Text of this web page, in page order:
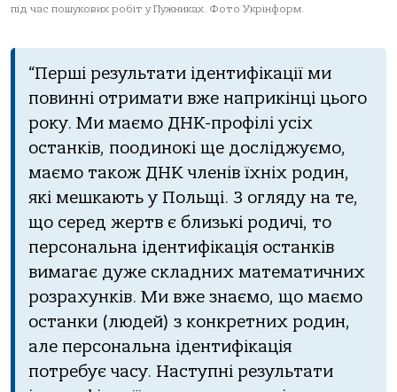
під час пошукових робіт у Пужниках. Фото Укрінформ.
“Перші результати ідентифікації ми
повинні отримати вже наприкінці цього
року. Ми маємо ДНК-профілі усіх
останків, поодинокі ще досліджуємо,
маємо також ДНК членів їхніх родин,
які мешкають у Польщі. З огляду на те,
що серед жертв є близькі родичі, то
персональна ідентифікація останків
вимагає дуже складних математичних
розрахунків. Ми вже знаємо, що маємо
останки (людей) з конкретних родин,
але персональна ідентифікація
потребує часу. Наступні результати